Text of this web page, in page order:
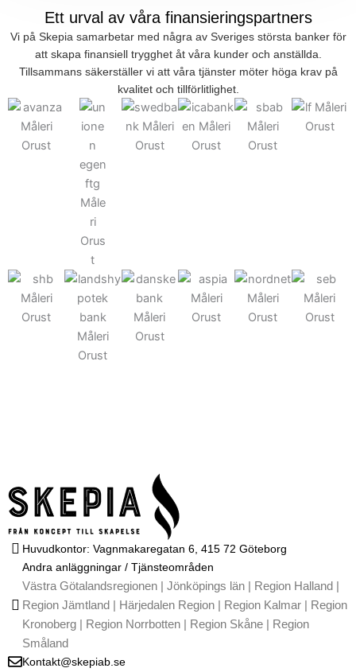
Ett urval av våra finansieringspartners
Vi på Skepia samarbetar med några av Sveriges största banker för
att skapa finansiell trygghet åt våra kunder och anställda.
Tillsammans säkerställer vi att våra tjänster möter höga krav på
kvalitet och tillförlitlighet.
Huvudkontor: Vagnmakaregatan 6, 415 72 Göteborg
Andra anläggningar / Tjänsteområden
Västra Götalandsregionen | Jönköpings län | Region Halland |
Region Jämtland | Härjedalen Region | Region Kalmar | Region
Kronoberg | Region Norrbotten | Region Skåne | Region
Småland
Kontakt@skepiab.se